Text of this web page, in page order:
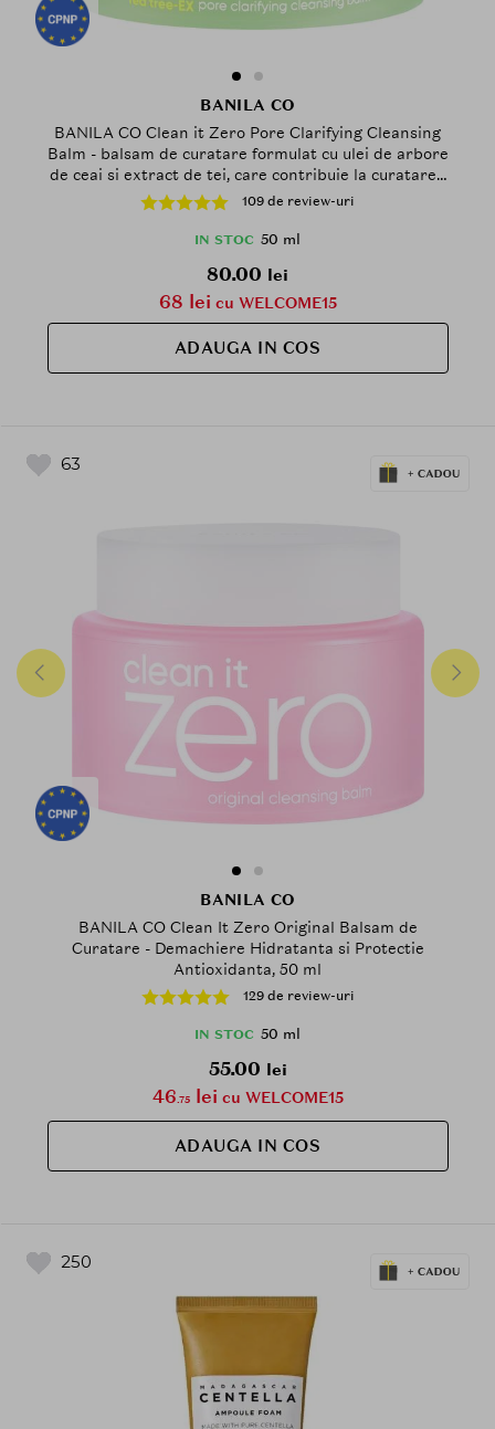
BANILA CO
BANILA CO Clean it Zero Pore Clarifying Cleansing
Balm - balsam de curatare formulat cu ulei de arbore
de ceai si extract de tei, care contribuie la curatarea
in profunzime a porilor si la mentinerea pielii mai
curate si mai luminoase - 50 ml
109 de review-uri
IN STOC 50 ml
80.00 lei
68 lei cu WELCOME15
ADAUGA IN COS
63
BANILA CO
BANILA CO Clean It Zero Original Balsam de
Curatare - Demachiere Hidratanta si Protectie
Antioxidanta, 50 ml
129 de review-uri
IN STOC 50 ml
55.00 lei
46.75lei cu WELCOME15
ADAUGA IN COS
250